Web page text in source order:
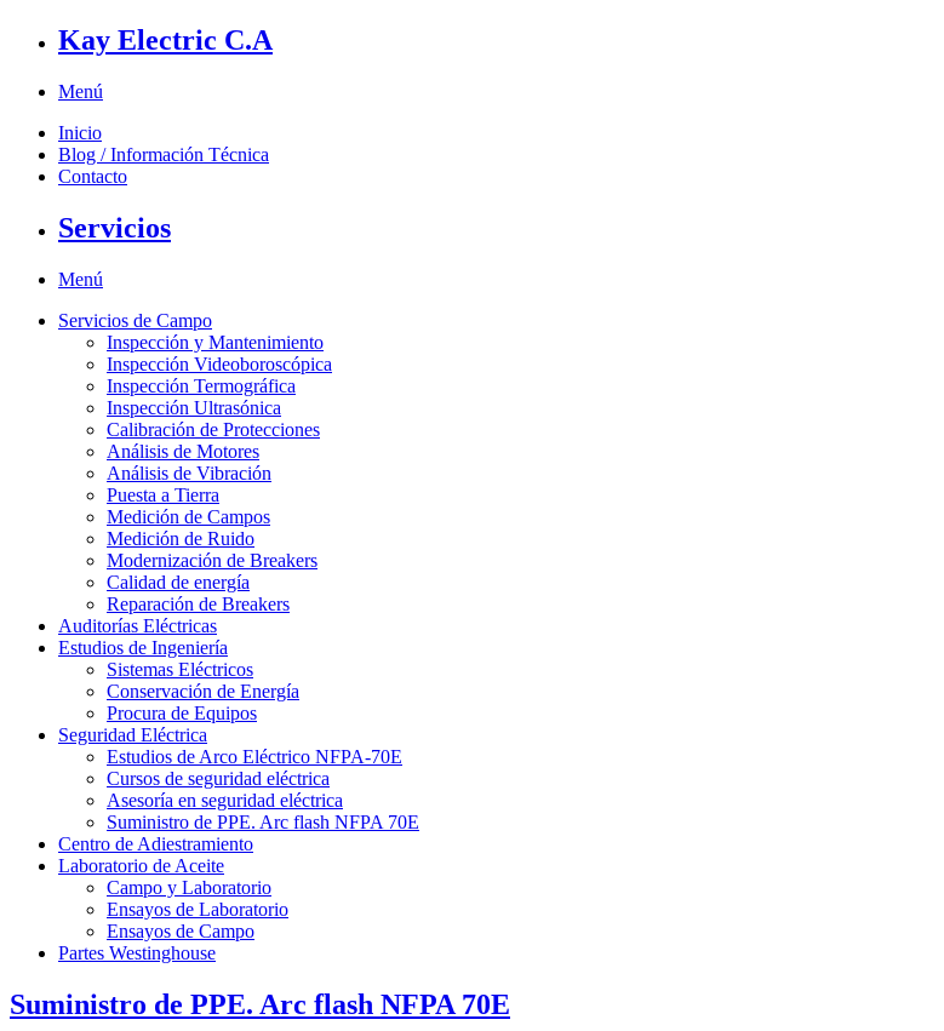
Kay Electric C.A
Menú
Inicio
Blog / Información Técnica
Contacto
Servicios
Menú
Servicios de Campo
Inspección y Mantenimiento
Inspección Videoboroscópica
Inspección Termográfica
Inspección Ultrasónica
Calibración de Protecciones
Análisis de Motores
Análisis de Vibración
Puesta a Tierra
Medición de Campos
Medición de Ruido
Modernización de Breakers
Calidad de energía
Reparación de Breakers
Auditorías Eléctricas
Estudios de Ingeniería
Sistemas Eléctricos
Conservación de Energía
Procura de Equipos
Seguridad Eléctrica
Estudios de Arco Eléctrico NFPA-70E
Cursos de seguridad eléctrica
Asesoría en seguridad eléctrica
Suministro de PPE. Arc flash NFPA 70E
Centro de Adiestramiento
Laboratorio de Aceite
Campo y Laboratorio
Ensayos de Laboratorio
Ensayos de Campo
Partes Westinghouse
Suministro de PPE. Arc flash NFPA 70E